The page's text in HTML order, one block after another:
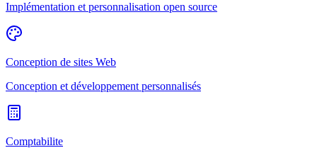
Implémentation et personnalisation open source
Conception de sites Web
Conception et développement personnalisés
Comptabilite